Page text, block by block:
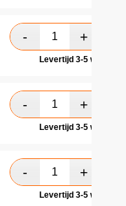
Levertijd 3-5
Levertijd 3-5
Levertijd 3-5